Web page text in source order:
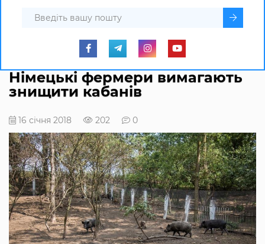
Німецькі фермери вимагають
знищити кабанів
16 січня 2018 202 0